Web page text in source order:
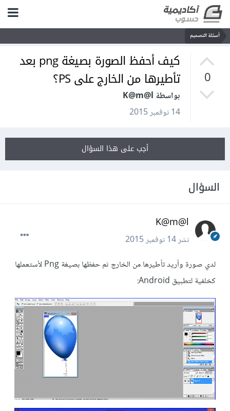
أسئلة التصميم
0
كيف أحفظ الصورة بصيغة png بعد
تأطيرها من الخارج على PS؟
بواسطة K@m@l
14 نوفمبر 2015
أجب على هذا السؤال
السؤال
K@m@l
نشر14 نوفمبر 2015
لدي صورة وأريد تأطيرها من الخارج ثم حفظها بصيغة Png لأستعملها
كخلفية لتطبيق Android: